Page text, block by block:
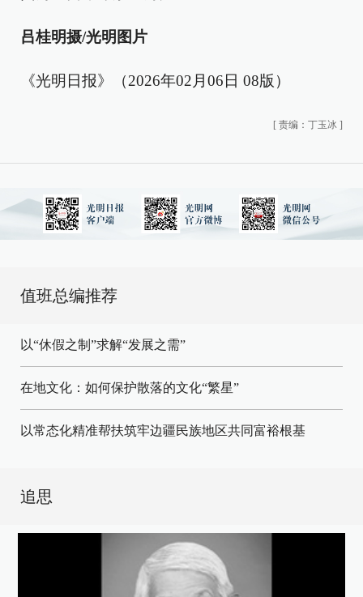
吕桂明摄/光明图片
《光明日报》（2026年02月06日 08版）
[ 责编：丁玉冰 ]
值班总编推荐
以“休假之制”求解“发展之需”
在地文化：如何保护散落的文化“繁星”
以常态化精准帮扶筑牢边疆民族地区共同富裕根基
追思